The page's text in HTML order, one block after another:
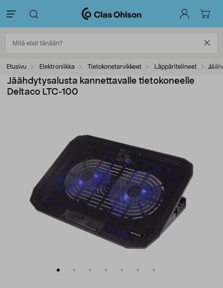
Etusivu Elektroniikka Tietokonetarvikkeet Läppäritelineet
Jäähdytysalusta kannettavalle tietokoneelle
Deltaco LTC-100